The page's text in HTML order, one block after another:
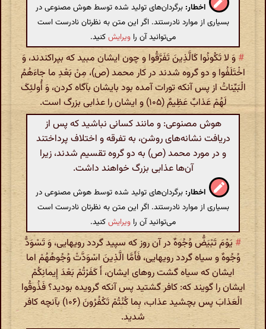
اخطار: برگردان‌های تولید شده توسط هوش مصنوعی در
بسیاری از موارد نادرستند. اگر این متن به نظرتان نادرست است
می‌توانید آن را ویرایشکنید.
# وَ لا تَکُونُوا کَالَّذِینَ تَفَرَّقُوا و چون ایشان مبید که بپراکندند، وَ
اخْتَلَفُوا و دو گروه شدند در کار محمد (ص)، مِنْ بَعْدِ ما جاءَهُمُ
الْبَیِّناتُ از پس آنکه تورات آمده بود بایشان بآگاه کردن، وَ أُولئِکَ
لَهُمْ عَذابٌ عَظِیمٌ (۱۰۵) و ایشان را عذابی بزرگ است.
هوش مصنوعی: و مانند کسانی نباشید که پس از
دریافت نشانه‌های روشن، به تفرقه و اختلاف پرداختند
و در مورد محمد (ص) به دو گروه تقسیم شدند، زیرا
آن‌ها عذابی بزرگ خواهند داشت.
اخطار: برگردان‌های تولید شده توسط هوش مصنوعی در
بسیاری از موارد نادرستند. اگر این متن به نظرتان نادرست است
می‌توانید آن را ویرایشکنید.
# یَوْمَ تَبْیَضُّ وُجُوهٌ در آن روز که سپید گردد رویهایی، وَ تَسْوَدُّ
وُجُوهٌ و سیاه گردد رویهایی، فَأَمَّا الَّذِینَ اسْوَدَّتْ وُجُوهُهُمْ اما
ایشان که سیاه گشت روهای ایشان، أَ کَفَرْتُمْ بَعْدَ إِیمانِکُمْ
ایشان را گویند که: کافر گشتید پس آنکه گرویده بودید؟ فَذُوقُوا
الْعَذابَ پس بچشید عذاب، بِما کُنْتُمْ تَکْفُرُونَ (۱۰۶) بآنچه کافر
شدید.